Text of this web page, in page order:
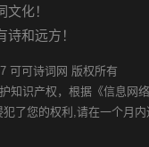
化！
诗和远方！
可可诗词网 版权所有
知识产权，根据《信息网
了您的权利,请在一个月